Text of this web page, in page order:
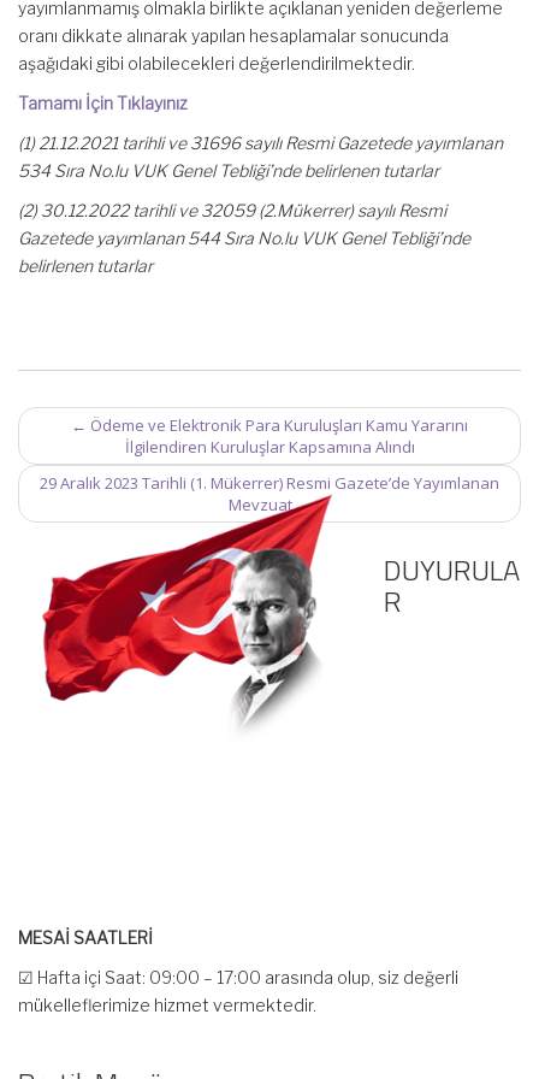
yayımlanmamış olmakla birlikte açıklanan yeniden değerleme
oranı dikkate alınarak yapılan hesaplamalar sonucunda
aşağıdaki gibi olabilecekleri değerlendirilmektedir.
Tamamı İçin Tıklayınız
(1) 21.12.2021 tarihli ve 31696 sayılı Resmi Gazetede yayımlanan
534 Sıra No.lu VUK Genel Tebliği’nde belirlenen tutarlar
(2) 30.12.2022 tarihli ve 32059 (2.Mükerrer) sayılı Resmi
Gazetede yayımlanan 544 Sıra No.lu VUK Genel Tebliği’nde
belirlenen tutarlar
Post
navigation
← Ödeme ve Elektronik Para Kuruluşları Kamu Yararını
İlgilendiren Kuruluşlar Kapsamına Alındı
29 Aralık 2023 Tarihli (1. Mükerrer) Resmi Gazete’de Yayımlanan
Mevzuat→
DUYURULA
R
MESAİ SAATLERİ
☑ Hafta içi Saat: 09:00 – 17:00 arasında olup, siz değerli
mükelleflerimize hizmet vermektedir.